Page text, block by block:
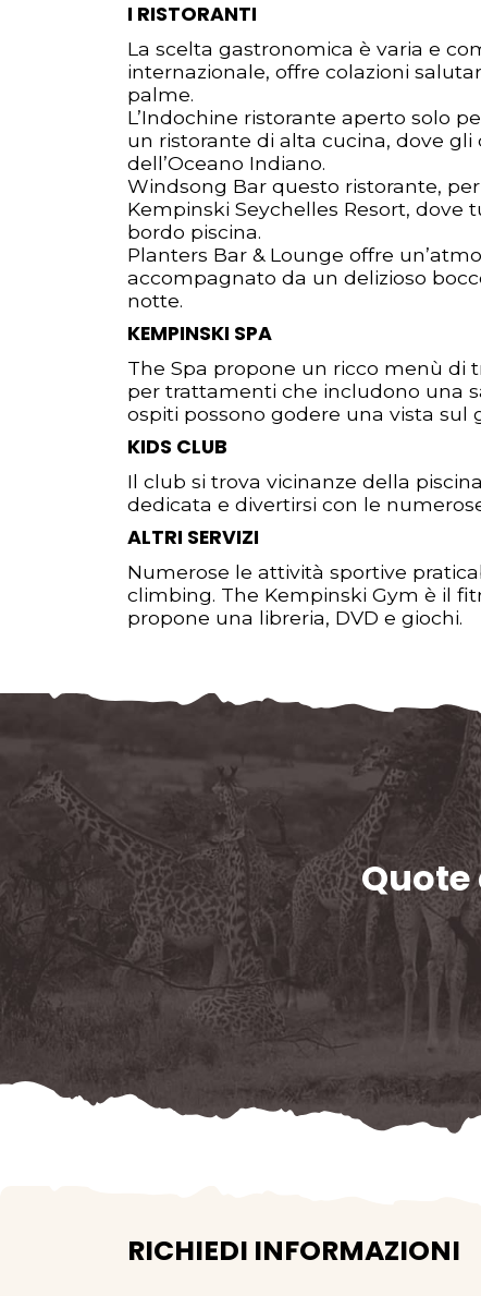
I RISTORANTI
La scelta gastronomica è varia e
internazionale, offre colazioni
palme.
L’Indochine ristorante aperto solo
un ristorante di alta cucina, dove
dell’Oceano Indiano.
Windsong Bar questo ristorante,
Kempinski Seychelles Resort,
bordo piscina.
Planters Bar & Lounge offre
accompagnato da un delizioso
notte.
KEMPINSKI SPA
The Spa propone un ricco menù di
per trattamenti che includono una
ospiti possono godere una vista sul
KIDS CLUB
Il club si trova vicinanze della
dedicata e divertirsi con le
ALTRI SERVIZI
Numerose le attività sportive
climbing. The Kempinski Gym è il
propone una libreria, DVD e giochi.
RICHIEDI INFORMAZIONI